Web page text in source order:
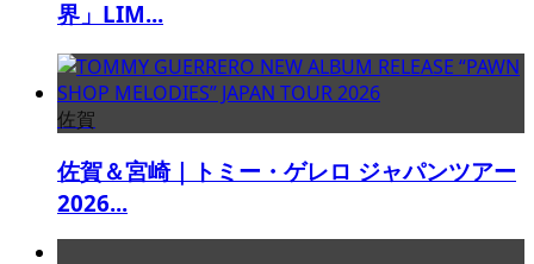
界」LIM...
佐賀
佐賀＆宮崎｜トミー・ゲレロ ジャパンツアー
2026...